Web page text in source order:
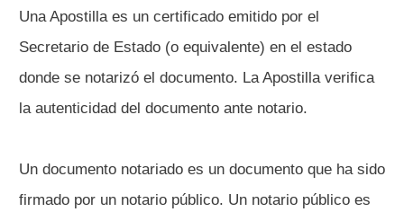
Una Apostilla es un certificado emitido por el
Secretario de Estado (o equivalente) en el estado
donde se notarizó el documento. La Apostilla verifica
la autenticidad del documento ante notario.
Un documento notariado es un documento que ha sido
firmado por un notario público. Un notario público es